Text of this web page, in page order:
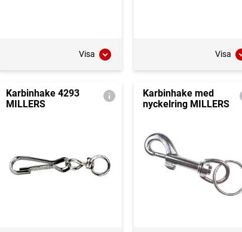
Visa Visa
Karbinhake 4293
MILLERS
Karbinhake med
nyckelring MILLERS